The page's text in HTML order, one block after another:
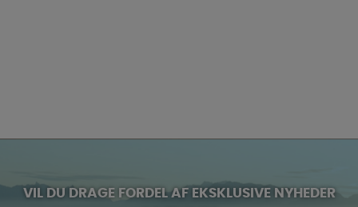
VIL DU DRAGE FORDEL AF EKSKLUSIVE NYHEDER